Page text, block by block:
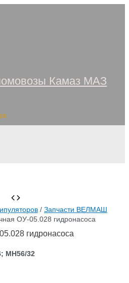
Камаз МАЗ
/ Запчасти ВЕЛМАШ
ОУ-05.028 гидронасоса
гидронасоса
МН56/32